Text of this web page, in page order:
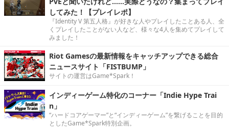
してみた！【プレイレポ】
『Identity V 第五人格』が好きな人やプレイしたことある人、全
くプレイしたことがない人など、様々な4人を集めてプレイして
みました！
Riot Gamesの最新情報をキャッチアップできる総合
ニュースサイト「FISTBUMP」
サイトの運営はGame*Spark！
インディーゲーム特化のコーナー「Indie Hype Trai
n」
“ハードコアゲーマー”と“インディーゲーム”を繋げることを目的
としたGame*Spark特別企画。